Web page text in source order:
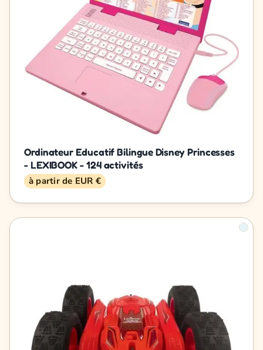
Ordinateur Educatif Bilingue Disney Princesses
- LEXIBOOK - 124 activités
à partir de EUR €